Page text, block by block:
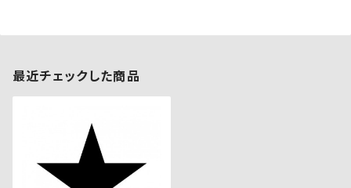
最近チェックした商品